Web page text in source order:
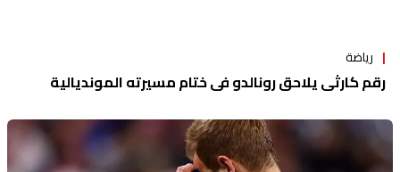
رياضة
رقم كارثي يلاحق رونالدو في ختام مسيرته المونديالية